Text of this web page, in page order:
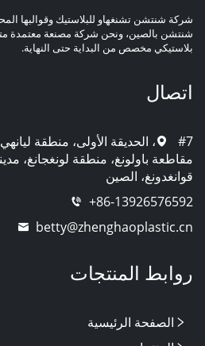
شنتشن بالصين، ونحن شركة مصنعة معتمدة
بلاستيكي مخصص من البداية حتى النهاية.
اتصال
#7، الحديقة الأولى، منطقة
مقاطعة باولونغ، منطقة لونغجانغ،
قوانغدونغ، الصين
+86-13926576592
betty@zhenghaoplastic.cn
روابط المنتجات
الصفحة الرئيسية